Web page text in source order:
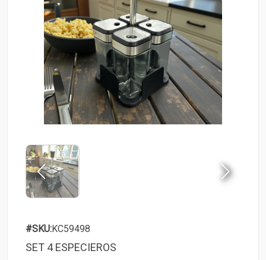
#SKU:KC59498
SET 4 ESPECIEROS